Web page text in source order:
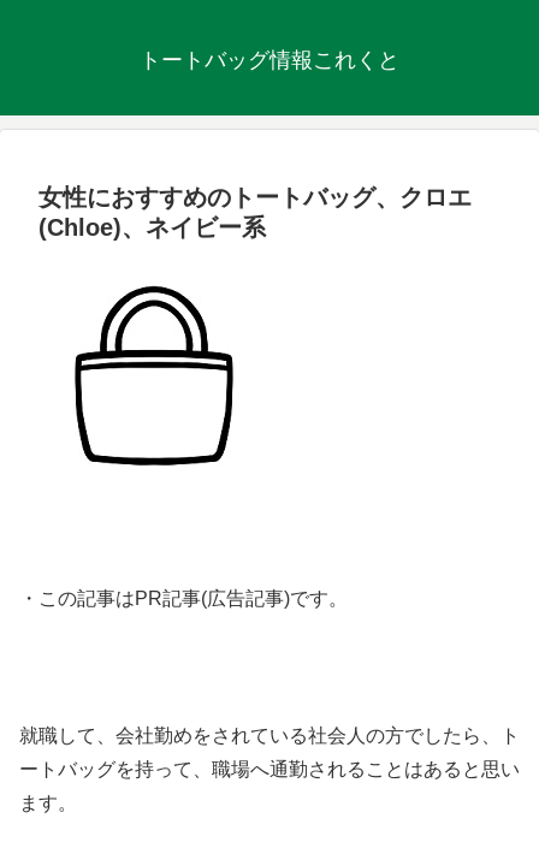
トートバッグ情報これくと
女性におすすめのトートバッグ、クロエ
(Chloe)、ネイビー系
・この記事はPR記事(広告記事)です。
就職して、会社勤めをされている社会人の方でしたら、ト
ートバッグを持って、職場へ通勤されることはあると思い
ます。